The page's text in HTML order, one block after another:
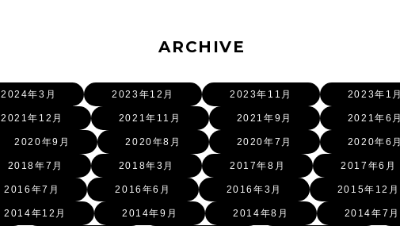
ARCHIVE
2024年3月 2023年12月 2023年11月 2023年1月
2021年12月 2021年11月 2021年9月 2021年6月
2020年9月 2020年8月 2020年7月 2020年6月
2018年7月 2018年3月 2017年8月 2017年6月
2016年7月 2016年6月 2016年3月 2015年12月
2014年12月 2014年9月 2014年8月 2014年7月